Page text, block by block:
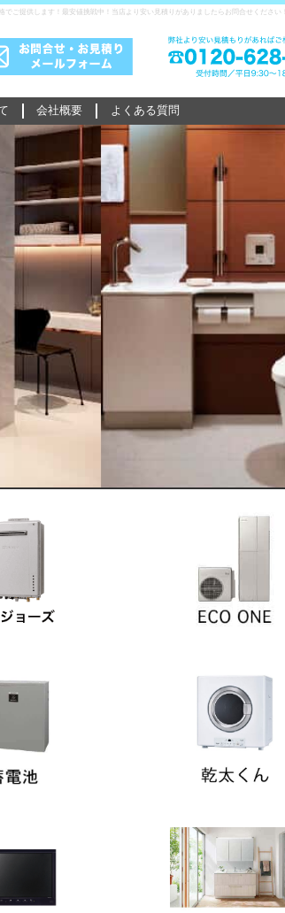
ご提供します！最安値挑戦中！当店より安い見積りがありましたらお問合せください！
会社概要 よくある質問